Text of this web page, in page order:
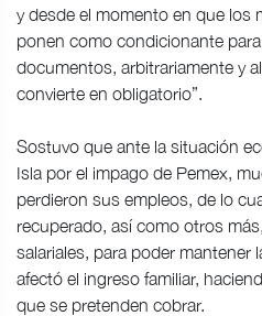
y desde el momento en que los
ponen como condicionante
documentos, arbitrariamente y
convierte en obligatorio”.
Sostuvo que ante la situación
Isla por el impago de Pemex,
perdieron sus empleos, de lo
recuperado, así como otros
salariales, para poder mantener
afectó el ingreso familiar,
que se pretenden cobrar.